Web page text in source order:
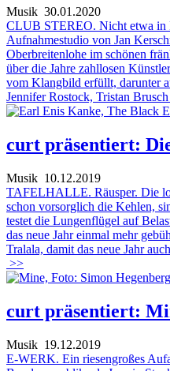
Musik 30.01.2020
CLUB STEREO. Nicht etwa in
Aufnahmestudio von Jan
Oberbreitenlohe im schönen
über die Jahre zahllosen
vom Klangbild erfüllt, darunter
Jennifer Rostock, Tristan
curt präsentiert:
Musik 10.12.2019
TAFELHALLE. Räusper. Die
schon vorsorglich die Kehlen,
testet die Lungenflügel auf
das neue Jahr einmal mehr
Tralala, damit das neue Jahr
>>
curt präsentiert:
Musik 19.12.2019
E-WERK. Ein riesengroßes